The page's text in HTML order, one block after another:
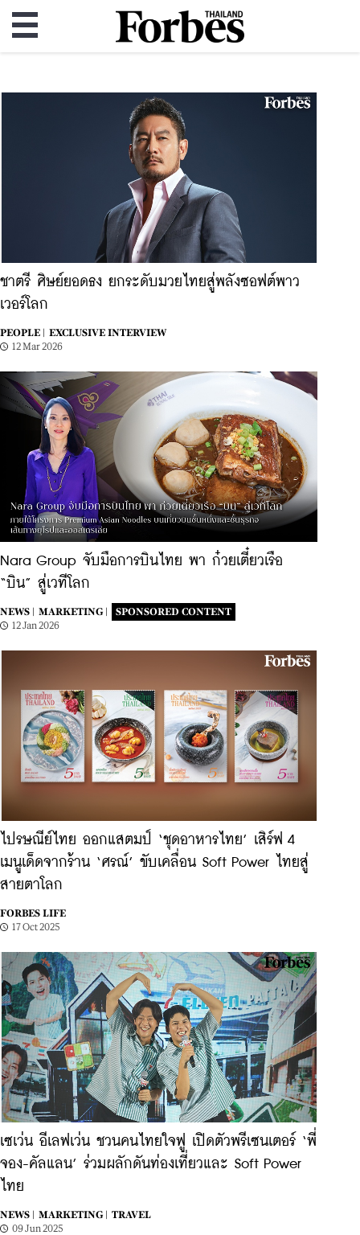
ชาตรี ศิษย์ยอดธง ยกระดับมวยไทยสู่พลังซอฟต์พาว
เวอร์โลก
PEOPLE |
EXCLUSIVE INTERVIEW
12 Mar 2026
Nara Group จับมือการบินไทย พา ก๋วยเตี๋ยวเรือ
“บิน” สู่เวทีโลก
NEWS | MARKETING |
SPONSORED CONTENT
12 Jan 2026
ไปรษณีย์ไทย ออกแสตมป์ ‘ชุดอาหารไทย’ เสิร์ฟ 4
เมนูเด็ดจากร้าน ‘ศรณ์’ ขับเคลื่อน Soft Power ไทยสู่
สายตาโลก
FORBES LIFE
17 Oct 2025
เซเว่น อีเลฟเว่น ชวนคนไทยใจฟู เปิดตัวพรีเซนเตอร์ ‘พี่
จอง-คัลแลน’ ร่วมผลักดันท่องเที่ยวและ Soft Power
ไทย
NEWS | MARKETING |
TRAVEL
09 Jun 2025